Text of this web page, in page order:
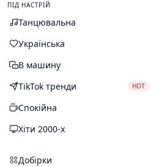
ПІД НАСТРІЙ
Танцювальна
Українська
В машину
TikTok тренди
HOT
Спокійна
Хіти 2000-х
Добірки